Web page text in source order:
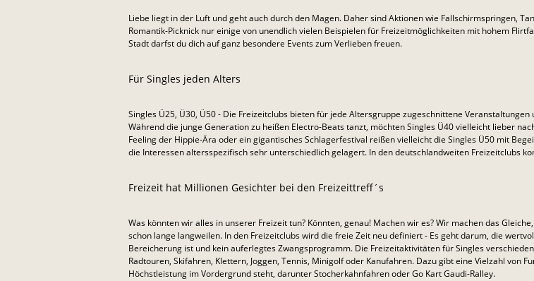
Liebe liegt in der Luft und geht auch durch den Magen. Daher sind Aktionen wie Fallschirmspringen,
Romantik-Picknick nur einige von unendlich vielen Beispielen für Freizeitmöglichkeiten mit hohem
Stadt darfst du dich auf ganz besondere Events zum Verlieben freuen.
Für Singles jeden Alters
Singles Ü25, Ü30, Ü50 - Die Freizeitclubs bieten für jede Altersgruppe zugeschnittene
Während die junge Generation zu heißen Electro-Beats tanzt, möchten Singles Ü40 vielleicht lieber
Feeling der Hippie-Ära oder ein gigantisches Schlagerfestival reißen vielleicht die Singles Ü50 mit
die Interessen altersspezifisch sehr unterschiedlich gelagert. In den deutschlandweiten Freizeitclubs
Freizeit hat Millionen Gesichter bei den Freizeittreff´s
Was könnten wir alles in unserer Freizeit tun? Könnten, genau! Machen wir es? Wir machen das
schon lange langweilen. In den Freizeitclubs wird die freie Zeit neu definiert - Es geht darum, die
Bereicherung ist und kein auferlegtes Zwangsprogramm. Die Freizeitaktivitäten für Singles
Radtouren, Skifahren, Klettern, Joggen, Tennis, Minigolf oder Kanufahren. Dazu gibt eine Vielzahl von
Höchstleistung im Vordergrund steht, darunter Stocherkahnfahren oder Go Kart Gaudi-Ralley.